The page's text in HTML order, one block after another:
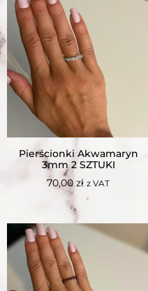
Pierścionki Akwamaryn
3mm 2 SZTUKI
70,00 zł z VAT